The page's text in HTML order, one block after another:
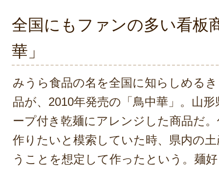
全国にもファンの多い看板
華」
みうら食品の名を全国に知らしめる
品が、2010年発売の「鳥中華」。山
ープ付き乾麺にアレンジした商品だ
作りたいと模索していた時、県内の
うことを想定して作ったという。麺